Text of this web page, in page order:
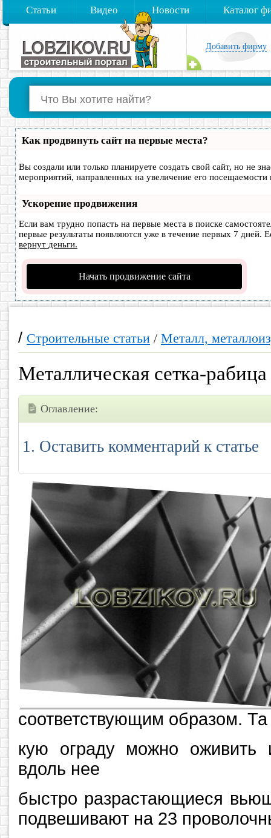
Статьи Видео Новости Каталог
Добавить фирму
Как продвинуть сайт на первые места?
Вы создали или только планируете создать свой сайт, но не
мероприятий, направленных на увеличение его
Ускорение продвижения
Если вам трудно попасть на первые места в поиске
первые результаты появляются уже в течение первых 7 дней.
вернут деньги.
Начать продвижение сайта
/ Строительные статьи / Металл,
Металлическая сетка-рабица
Оглавление:
Оставить комментарий к статье
соответствующим образом. Та
кую ограду можно оживить
вдоль нее
быстро разрастающиеся
подвешивают на 23